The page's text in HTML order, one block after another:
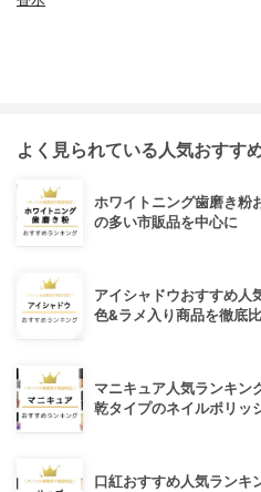
よく見られている人気おすす
ホワイトニング歯磨き粉
の多い市販品を中心に
アイシャドウおすすめ人
色&ラメ入り商品を徹底比
マニキュア人気ランキン
乾タイプのネイルポリッ
口紅おすすめ人気ランキ